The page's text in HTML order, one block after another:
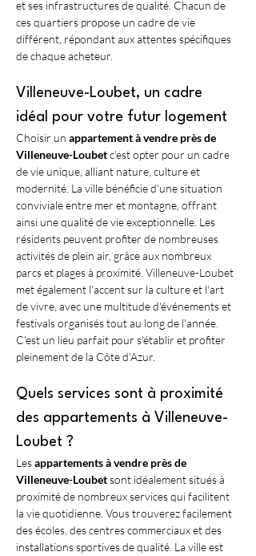
et ses infrastructures de qualité. Chacun de
ces quartiers propose un cadre de vie
différent, répondant aux attentes spécifiques
de chaque acheteur.
Villeneuve-Loubet, un cadre
idéal pour votre futur logement
Choisir un appartement à vendre près de
Villeneuve-Loubet c'est opter pour un cadre
de vie unique, alliant nature, culture et
modernité. La ville bénéficie d'une situation
conviviale entre mer et montagne, offrant
ainsi une qualité de vie exceptionnelle. Les
résidents peuvent profiter de nombreuses
activités de plein air, grâce aux nombreux
parcs et plages à proximité. Villeneuve-Loubet
met également l'accent sur la culture et l'art
de vivre, avec une multitude d'événements et
festivals organisés tout au long de l'année.
C'est un lieu parfait pour s'établir et profiter
pleinement de la Côte d'Azur.
Quels services sont à proximité
des appartements à Villeneuve-
Loubet ?
Les appartements à vendre près de
Villeneuve-Loubet sont idéalement situés à
proximité de nombreux services qui facilitent
la vie quotidienne. Vous trouverez facilement
des écoles, des centres commerciaux et des
installations sportives de qualité. La ville est